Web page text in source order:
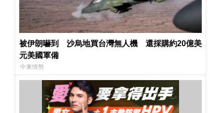
被伊朗嚇到 沙烏地買台灣無人機 還採購約20億美
元美國軍備
中東情勢